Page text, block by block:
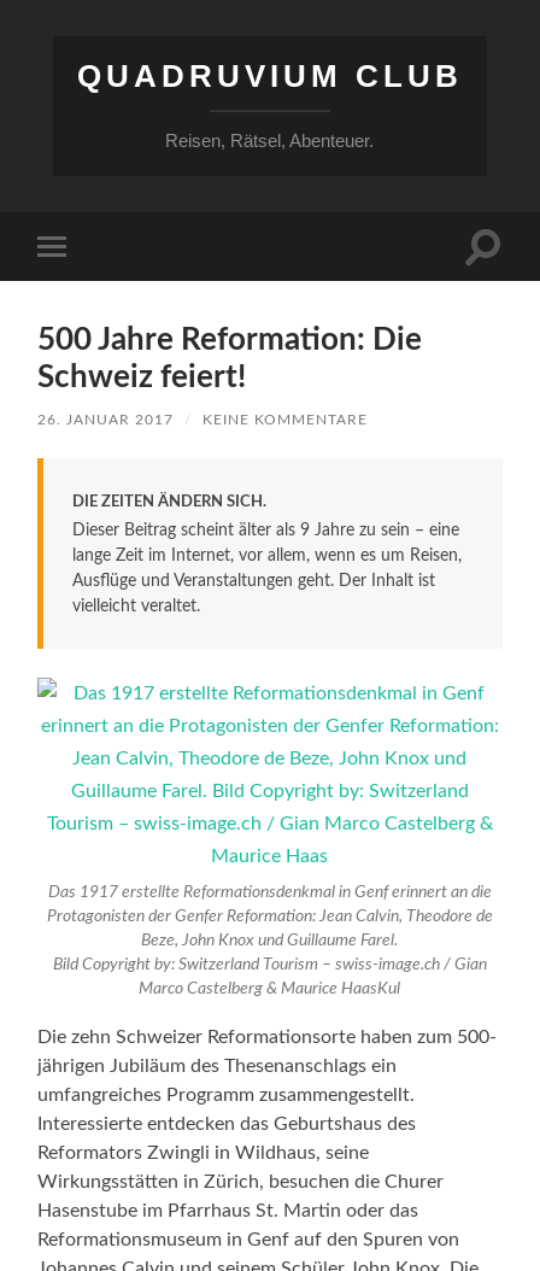
QUADRUVIUM CLUB
Reisen, Rätsel, Abenteuer.
Menü
500 Jahre Reformation: Die
Schweiz feiert!
26. JANUAR 2017 / KEINE KOMMENTARE
DIE ZEITEN ÄNDERN SICH.
Dieser Beitrag scheint älter als 9 Jahre zu sein – eine
lange Zeit im Internet, vor allem, wenn es um Reisen,
Ausflüge und Veranstaltungen geht. Der Inhalt ist
vielleicht veraltet.
Das 1917 erstellte Reformationsdenkmal in Genf erinnert an die
Protagonisten der Genfer Reformation: Jean Calvin, Theodore de
Beze, John Knox und Guillaume Farel.
Bild Copyright by: Switzerland Tourism – swiss-image.ch / Gian
Marco Castelberg & Maurice HaasKul
Die zehn Schweizer Reformationsorte haben zum 500-
jährigen Jubiläum des Thesenanschlags ein
umfangreiches Programm zusammengestellt.
Interessierte entdecken das Geburtshaus des
Reformators Zwingli in Wildhaus, seine
Wirkungsstätten in Zürich, besuchen die Churer
Hasenstube im Pfarrhaus St. Martin oder das
Reformationsmuseum in Genf auf den Spuren von